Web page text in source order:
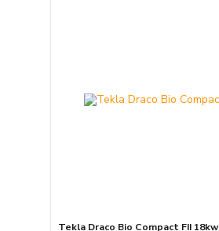
Tekla Draco Bio Compact FII 18kw